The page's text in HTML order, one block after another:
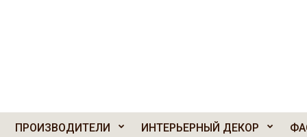
ПРОИЗВОДИТЕЛИ ИНТЕРЬЕРНЫЙ ДЕКОР